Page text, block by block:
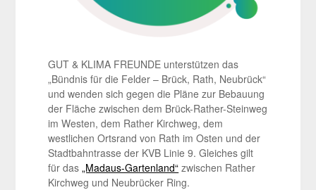
GUT & KLIMA FREUNDE unterstützen das
„Bündnis für die Felder – Brück, Rath, Neubrück“
und wenden sich gegen die Pläne zur Bebauung
der Fläche zwischen dem Brück-Rather-Steinweg
im Westen, dem Rather Kirchweg, dem
westlichen Ortsrand von Rath im Osten und der
Stadtbahntrasse der KVB Linie 9. Gleiches gilt
für das„Madaus-Gartenland“ zwischen Rather
Kirchweg und Neubrücker Ring.